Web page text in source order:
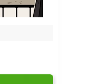
который